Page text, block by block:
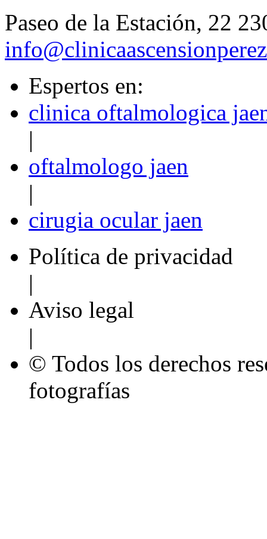
Paseo de la Estación, 22
Espertos en:
clinica oftalmologica
|
oftalmologo jaen
|
cirugia ocular jaen
Política de privacidad
|
Aviso legal
|
© Todos los derechos
fotografías